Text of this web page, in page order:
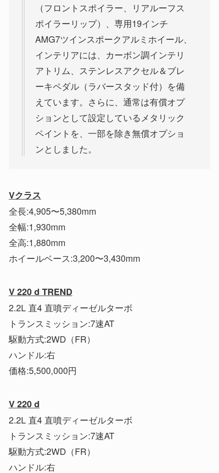
（フロントスポイラー、リアルーフス
ポイラーリップ）、専用19インチ
AMG7ツインスポークアルミホイール、
インテリアには、カーボン調インテリ
アトリム、ステンレスアクセル＆ブレ
ーキペダル（ラバースタッド付）を備
えています。さらに、通常は有償オプ
ションとして設定しているメタリック
ペイントを、一部を除き無償オプショ
ンとしました。
Vクラス
全長:4,905〜5,380mm
全幅:1,930mm
全高:1,880mm
ホイールベース:3,200〜3,430mm
V 220 d TREND
2.2L 直4 直噴ディーゼルターボ
トランスミッション:7速AT
駆動方式:2WD（FR）
ハンドル:右
価格:5,500,000円
V 220 d
2.2L 直4 直噴ディーゼルターボ
トランスミッション:7速AT
駆動方式:2WD（FR）
ハンドル:右